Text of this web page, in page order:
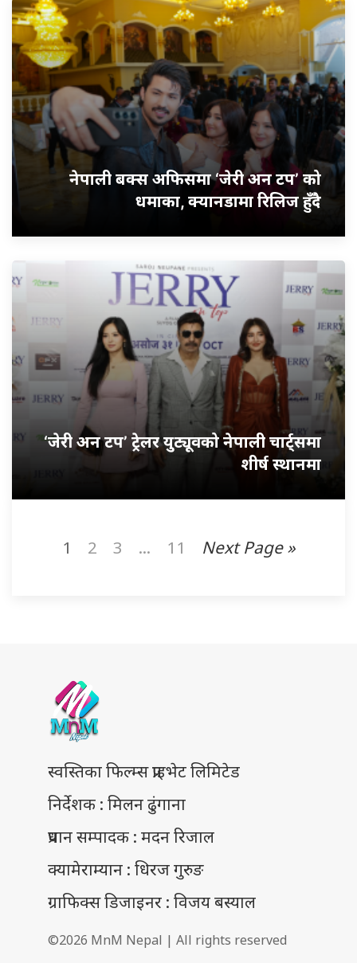
नेपाली बक्स अफिसमा ‘जेरी अन टप’ को
धमाका, क्यानडामा रिलिज हुँदै
‘जेरी अन टप’ ट्रेलर युट्यूवको नेपाली चार्ट्समा
शीर्ष स्थानमा
1 2 3 ... 11 Next Page »
स्वस्तिका फिल्म्स प्राइभेट लिमिटेड
निर्देशक : मिलन ढुंगाना
प्रधान सम्पादक : मदन रिजाल
क्यामेराम्यान : धिरज गुरुङ
ग्राफिक्स डिजाइनर : विजय बस्याल
©2026 MnM Nepal | All rights reserved